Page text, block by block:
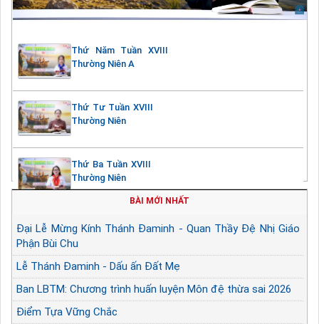
Thứ Năm Tuần XVIII
Thường Niên A
Thứ Tư Tuần XVIII
Thường Niên
Thứ Ba Tuần XVIII
Thường Niên
BÀI MỚI NHẤT
Đại Lễ Mừng Kính Thánh Đaminh - Quan Thầy Đệ Nhị Giáo
Phận Bùi Chu
Lễ Thánh Đaminh - Dấu ấn Đất Mẹ
Ban LBTM: Chương trình huấn luyện Môn đệ thừa sai 2026
Điểm Tựa Vững Chắc